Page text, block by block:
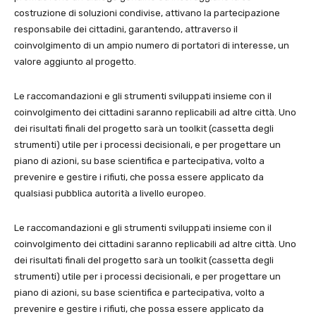
costruzione di soluzioni condivise, attivano la partecipazione
responsabile dei cittadini, garantendo, attraverso il
coinvolgimento di un ampio numero di portatori di interesse, un
valore aggiunto al progetto.
Le raccomandazioni e gli strumenti sviluppati insieme con il
coinvolgimento dei cittadini saranno replicabili ad altre città. Uno
dei risultati finali del progetto sarà un toolkit (cassetta degli
strumenti) utile per i processi decisionali, e per progettare un
piano di azioni, su base scientifica e partecipativa, volto a
prevenire e gestire i rifiuti, che possa essere applicato da
qualsiasi pubblica autorità a livello europeo.
Le raccomandazioni e gli strumenti sviluppati insieme con il
coinvolgimento dei cittadini saranno replicabili ad altre città. Uno
dei risultati finali del progetto sarà un toolkit (cassetta degli
strumenti) utile per i processi decisionali, e per progettare un
piano di azioni, su base scientifica e partecipativa, volto a
prevenire e gestire i rifiuti, che possa essere applicato da